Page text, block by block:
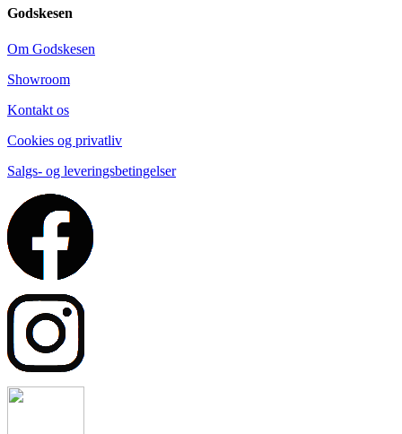
Godskesen
Om Godskesen
Showroom
Kontakt os
Cookies og privatliv
Salgs- og leveringsbetingelser